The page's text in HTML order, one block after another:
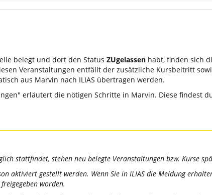
belegt und dort den Status ZUgelassen habt, finden sich
Veranstaltungen entfällt der zusätzliche Kursbeitritt
aus Marvin nach ILIAS übertragen werden.
erläutert die nötigen Schritte in Marvin. Diese findest
stattfindet, stehen neu belegte Veranstaltungen bzw. Kurse
aktiviert gestellt werden. Wenn Sie in ILIAS die Meldung
worden.